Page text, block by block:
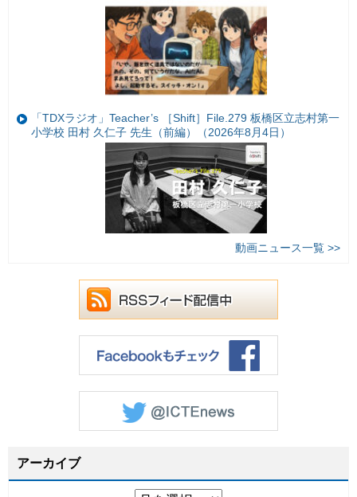
「TDXラジオ」Teacher’s ［Shift］File.279 板橋区立志村第一
小学校 田村 久仁子 先生（前編）（2026年8月4日）
動画ニュース一覧 >>
アーカイブ